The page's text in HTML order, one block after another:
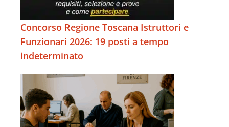
Concorso Regione Toscana Istruttori e
Funzionari 2026: 19 posti a tempo
indeterminato